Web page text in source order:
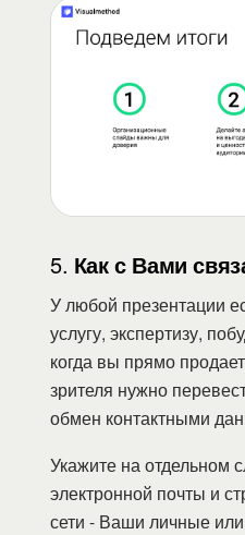
5. Как с Вами
У любой презентации
услугу, экспертизу,
когда вы прямо
зрителя нужно
обмен контактными
Укажите на отдельном
электронной почты и
сети - Ваши личные